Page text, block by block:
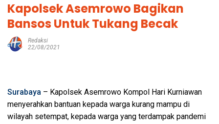
Kapolsek Asemrowo Bagikan
Bansos Untuk Tukang Becak
Redaksi
22/08/2021
Surabaya – Kapolsek Asemrowo Kompol Hari Kurniawan
menyerahkan bantuan kepada warga kurang mampu di
wilayah setempat, kepada warga yang terdampak pandemi